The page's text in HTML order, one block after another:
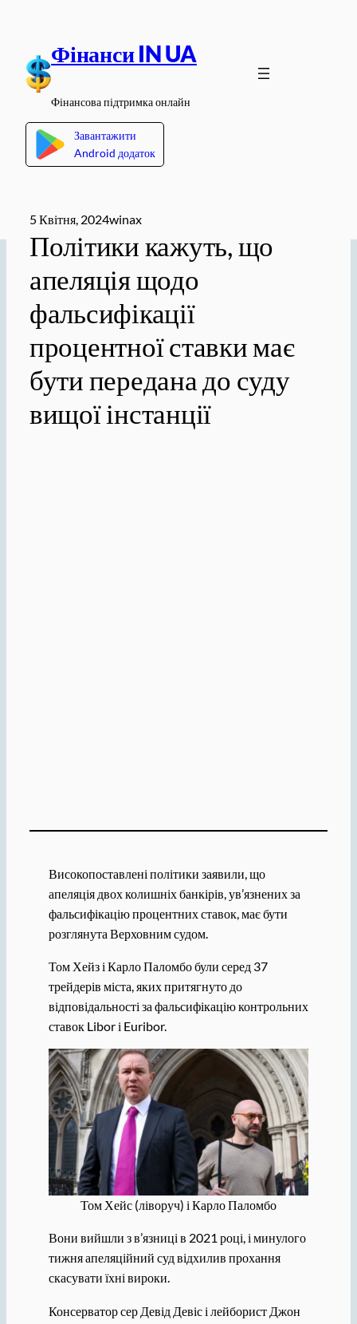
вмісту
Фінанси IN UA
Фінансова підтримка онлайн
Завантажити
Android додаток
5 Квітня, 2024winax
Політики кажуть, що
апеляція щодо
фальсифікації
процентної ставки має
бути передана до суду
вищої інстанції
Високопоставлені політики заявили, що
апеляція двох колишніх банкірів, ув’язнених за
фальсифікацію процентних ставок, має бути
розглянута Верховним судом.
Том Хейз і Карло Паломбо були серед 37
трейдерів міста, яких притягнуто до
відповідальності за фальсифікацію контрольних
ставок Libor і Euribor.
Том Хейс (ліворуч) і Карло Паломбо
Вони вийшли з в’язниці в 2021 році, і минулого
тижня апеляційний суд відхилив прохання
скасувати їхні вироки.
Консерватор сер Девід Девіс і лейборист Джон